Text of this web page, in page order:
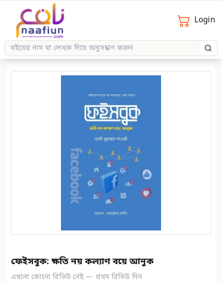
Login
ফেইসবুক: ক্ষতি নয় কল্যাণ বয়ে আনুক
এখনো কোনো রিভিউ নেই — প্রথম রিভিউ দিন